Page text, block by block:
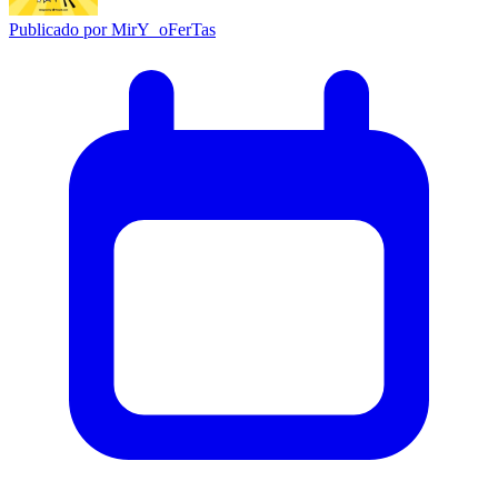
Publicado porMirY_oFerTas